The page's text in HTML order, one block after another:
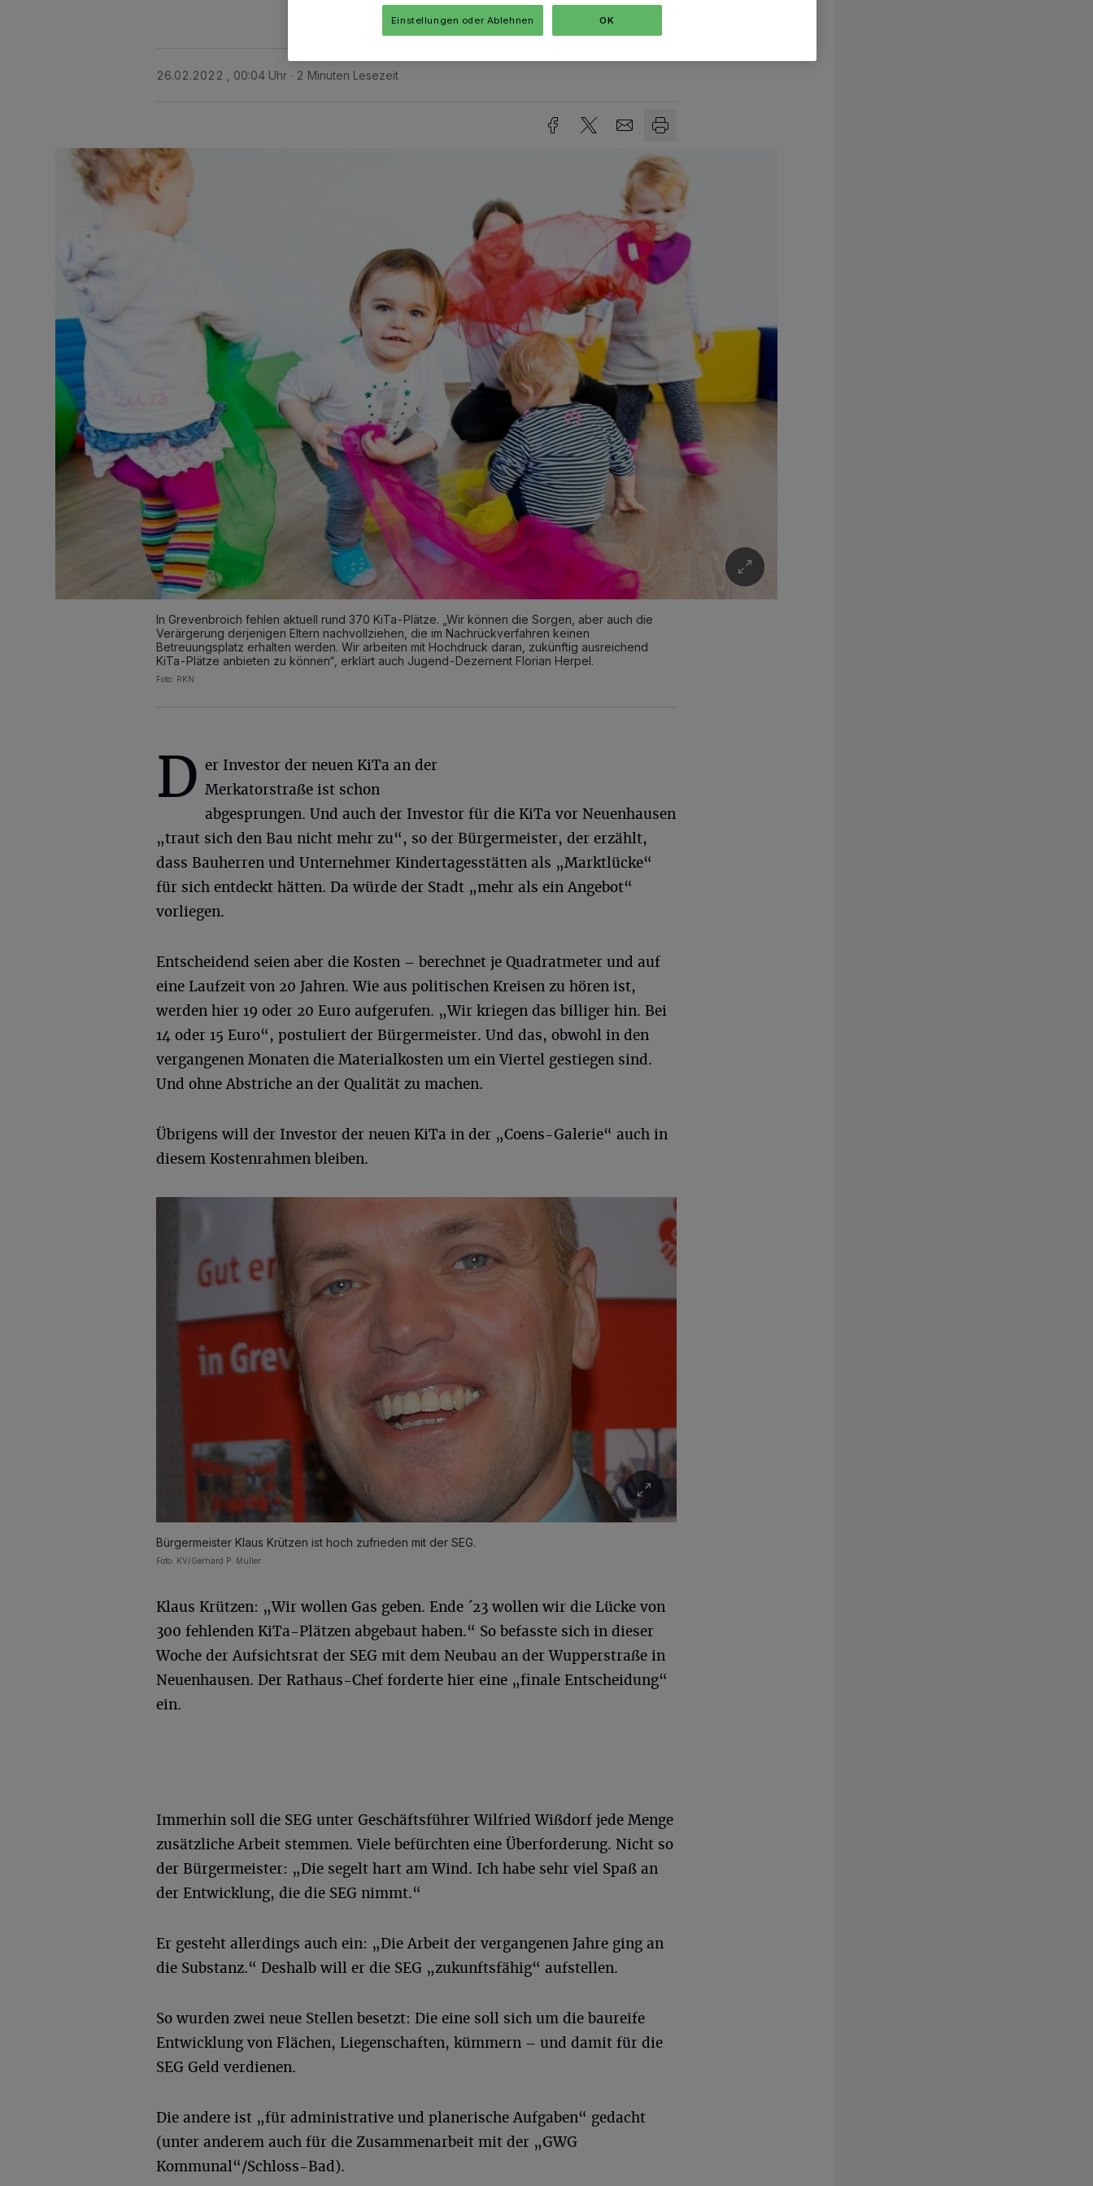
26.02.2022 , 00:04 Uhr 2 Minuten Lesezeit
In Grevenbroich fehlen aktuell rund 370 KiTa-Plätze. „Wir können die Sorgen, aber auch die
Verärgerung derjenigen Eltern nachvollziehen, die im Nachrückverfahren keinen
Betreuungsplatz erhalten werden. Wir arbeiten mit Hochdruck daran, zukünftig ausreichend
KiTa-Plätze anbieten zu können“, erklärt auch Jugend-Dezernent Florian Herpel.
Foto: RKN
D er Investor der neuen KiTa an der
Merkatorstraße ist schon
abgesprungen. Und auch der Investor für die KiTa vor Neuenhausen
„traut sich den Bau nicht mehr zu“, so der Bürgermeister, der erzählt,
dass Bauherren und Unternehmer Kindertagesstätten als „Marktlücke“
für sich entdeckt hätten. Da würde der Stadt „mehr als ein Angebot“
vorliegen.
Entscheidend seien aber die Kosten – berechnet je Quadratmeter und auf
eine Laufzeit von 20 Jahren. Wie aus politischen Kreisen zu hören ist,
werden hier 19 oder 20 Euro aufgerufen. „Wir kriegen das billiger hin. Bei
14 oder 15 Euro“, postuliert der Bürgermeister. Und das, obwohl in den
vergangenen Monaten die Materialkosten um ein Viertel gestiegen sind.
Und ohne Abstriche an der Qualität zu machen.
Übrigens will der Investor der neuen KiTa in der „Coens-Galerie“ auch in
diesem Kostenrahmen bleiben.
Bürgermeister Klaus Krützen ist hoch zufrieden mit der SEG.
Foto: KV/Gerhard P. Müller
Klaus Krützen: „Wir wollen Gas geben. Ende ´23 wollen wir die Lücke von
300 fehlenden KiTa-Plätzen abgebaut haben.“ So befasste sich in dieser
Woche der Aufsichtsrat der SEG mit dem Neubau an der Wupperstraße in
Neuenhausen. Der Rathaus-Chef forderte hier eine „finale Entscheidung“
ein.
Immerhin soll die SEG unter Geschäftsführer Wilfried Wißdorf jede Menge
zusätzliche Arbeit stemmen. Viele befürchten eine Überforderung. Nicht so
der Bürgermeister: „Die segelt hart am Wind. Ich habe sehr viel Spaß an
der Entwicklung, die die SEG nimmt.“
Er gesteht allerdings auch ein: „Die Arbeit der vergangenen Jahre ging an
die Substanz.“ Deshalb will er die SEG „zukunftsfähig“ aufstellen.
So wurden zwei neue Stellen besetzt: Die eine soll sich um die baureife
Entwicklung von Flächen, Liegenschaften, kümmern – und damit für die
SEG Geld verdienen.
Die andere ist „für administrative und planerische Aufgaben“ gedacht
(unter anderem auch für die Zusammenarbeit mit der „GWG
Kommunal“/Schloss-Bad).
Einstellungen oder Ablehnen OK